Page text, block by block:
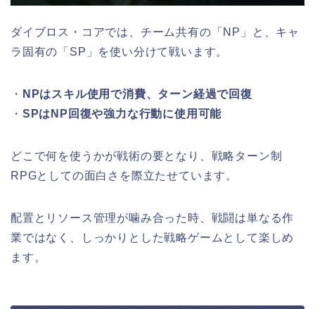
ダイブロス・コアでは、チーム共有の「NP」と、キャ
ラ固有の「SP」を使い分けて戦います。
・ NPはスキル使用で消費、ターン経過で回復
・ SPはNP回復や強力な行動に使用可能
どこで何を使うかが戦術の要となり、戦略ターン制
RPGとしての面白さを際立たせています。
配置とリソース管理が噛み合った時、戦闘は単なる作
業ではなく、しっかりとした戦略ゲームとして楽しめ
ます。